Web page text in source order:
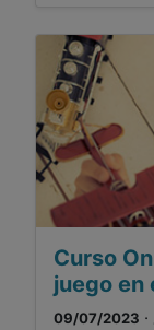
Curso
juego en
09/07/2023